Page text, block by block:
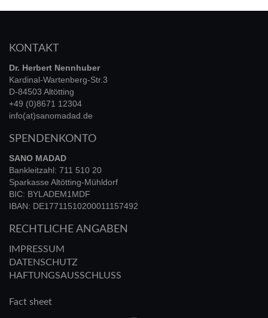
KONTAKT
Dr. Herbert Nennhuber
Kardinal-Wartenberg-Str.3
D-84503 Altötting
+49 (0)8671 12304
info(at)sanomadad.de
SPENDENKONTO
SANO MADAD
Bankleitzahl: 711 510 20
Sparkasse Altötting-Mühldorf
BIC: BYLADEM1MDF
IBAN: DE17711510200011157492
RECHTLICHE ANGABEN
IMPRESSUM
DATENSCHUTZ
HAFTUNGSAUSSCHLUSS
Fact sheet